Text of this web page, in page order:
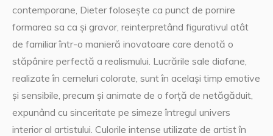
contemporane, Dieter folosește ca punct de pornire
formarea sa ca și gravor, reinterpretând figurativul atât
de familiar într-o manieră inovatoare care denotă o
stăpânire perfectă a realismului. Lucrările sale diafane,
realizate în cerneluri colorate, sunt în același timp emotive
și sensibile, precum și animate de o forță de netăgăduit,
expunând cu sinceritate pe simeze întregul univers
interior al artistului. Culorile intense utilizate de artist în